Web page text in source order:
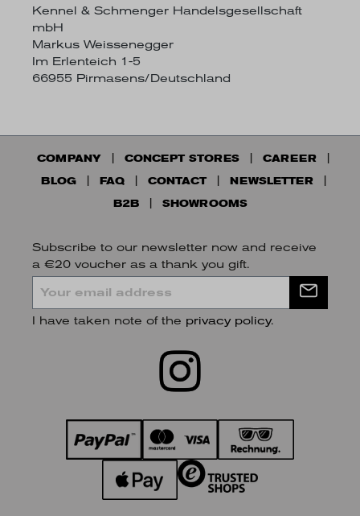
Kennel & Schmenger Handelsgesellschaft
mbH
Markus Weissenegger
Im Erlenteich 1-5
66955 Pirmasens/Deutschland
COMPANY CONCEPT STORES
CAREER
BLOG
FAQ CONTACT
NEWSLETTER
B2B
SHOWROOMS
Subscribe to our newsletter now and receive
a €20 voucher as a thank you gift.
I have taken note of the privacy policy.